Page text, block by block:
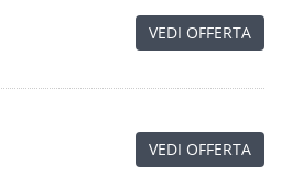
VEDI OFFERTA
VEDI OFFERTA